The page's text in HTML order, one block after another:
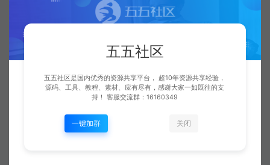
五五社区
五五社区是国内优秀的资源共享平台， 超10年资源共享经验，
源码、工具、教程、素材、应有尽有，感谢大家一如既往的支
持！ 客服交流群：16160349
一键加群 关闭